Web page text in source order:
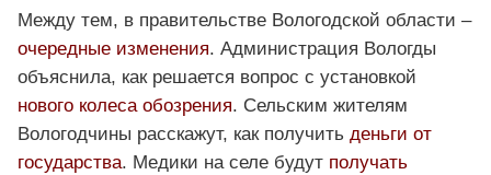
Между тем, в правительстве Вологодской области –
очередные изменения. Администрация Вологды
объяснила, как решается вопрос с установкой
нового колеса обозрения. Сельским жителям
Вологодчины расскажут, как получить деньги от
государства. Медики на селе будут получать